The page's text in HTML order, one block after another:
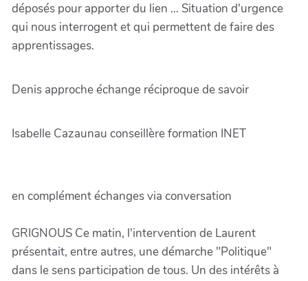
déposés pour apporter du lien … Situation d'urgence
qui nous interrogent et qui permettent de faire des
apprentissages.
Denis approche échange réciproque de savoir
Isabelle Cazaunau conseillère formation INET
en complément échanges via conversation
GRIGNOUS Ce matin, l'intervention de Laurent
présentait, entre autres, une démarche "Politique"
dans le sens participation de tous. Un des intérêts à